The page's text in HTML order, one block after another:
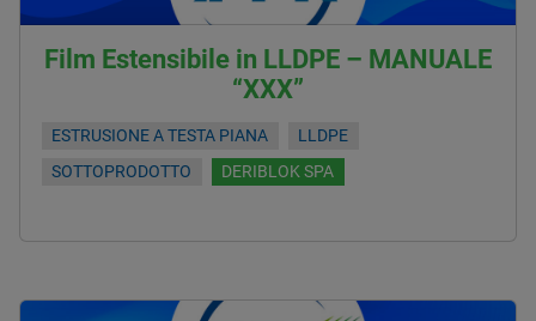
Film Estensibile in LLDPE – MANUALE
“XXX”
ESTRUSIONE A TESTA PIANA
LLDPE
SOTTOPRODOTTO
DERIBLOK SPA